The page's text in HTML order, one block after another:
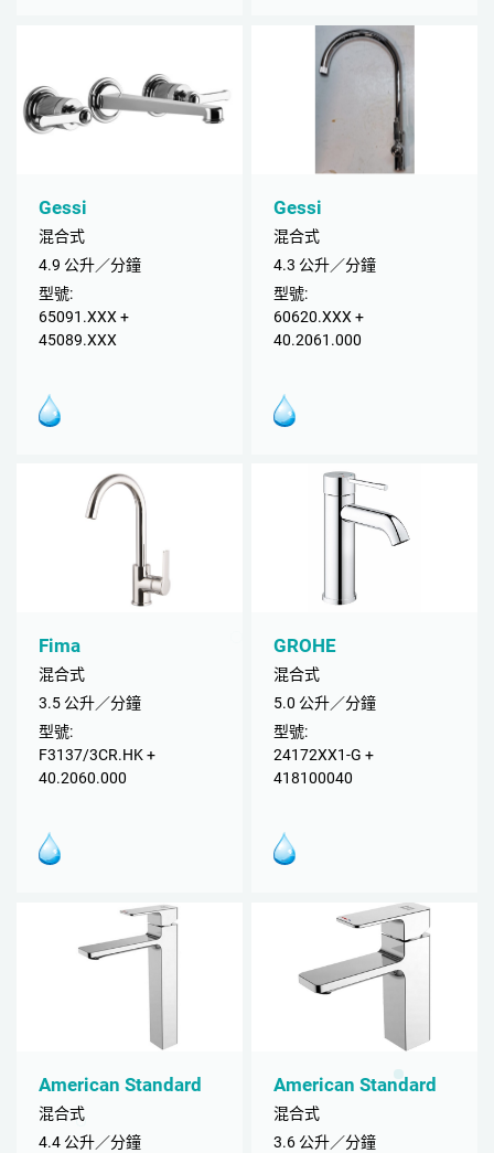
Gessi
混合式
4.9 公升／分鐘
型號:
65091.XXX +
45089.XXX
Gessi
混合式
4.3 公升／分鐘
型號:
60620.XXX +
40.2061.000
Fima
混合式
3.5 公升／分鐘
型號:
F3137/3CR.HK +
40.2060.000
GROHE
混合式
5.0 公升／分鐘
型號:
24172XX1-G +
418100040
American Standard
混合式
4.4 公升／分鐘
American Standard
混合式
3.6 公升／分鐘